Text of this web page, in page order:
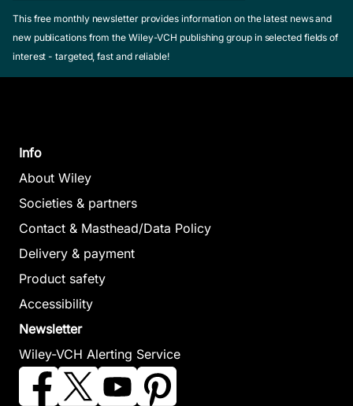
This free monthly newsletter provides information on the latest news and
new publications from the Wiley-VCH publishing group in selected fields of
interest - targeted, fast and reliable!
Info
About Wiley
Societies & partners
Contact & Masthead/Data Policy
Delivery & payment
Product safety
Accessibility
Newsletter
Wiley-VCH Alerting Service